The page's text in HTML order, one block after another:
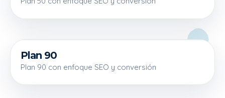
90 €
Plan 90
Plan 90 con enfoque SEO y conversión